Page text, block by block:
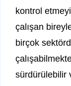
kontrol
çalışan
birçok
sürdürülebilir